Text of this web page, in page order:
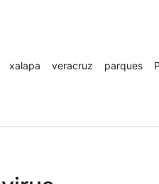
xalapa veracruz parques